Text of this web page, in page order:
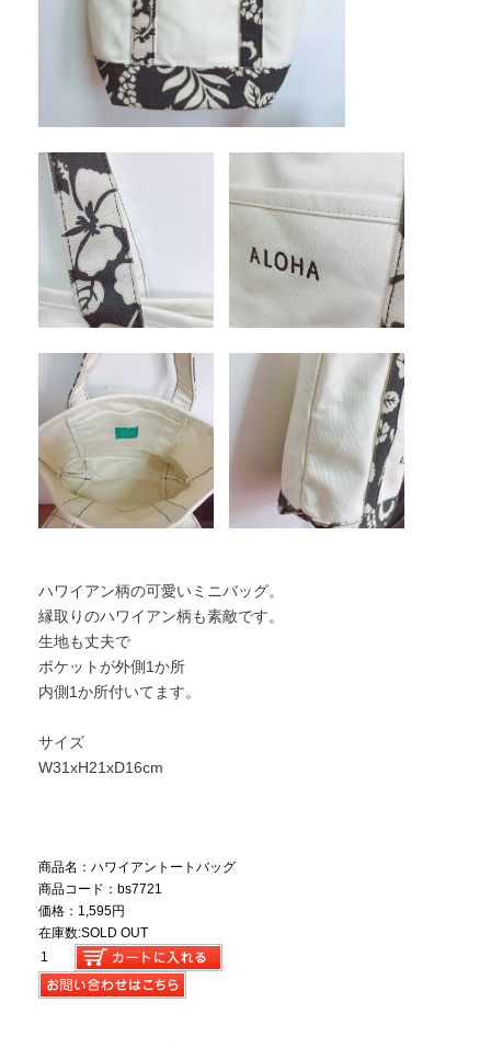
ハワイアン柄の可愛いミニバッグ。
縁取りのハワイアン柄も素敵です。
生地も丈夫で
ポケットが外側1か所
内側1か所付いてます。
サイズ
W31xH21xD16cm
商品名：ハワイアントートバッグ
商品コード：bs7721
価格：1,595円
在庫数:SOLD OUT